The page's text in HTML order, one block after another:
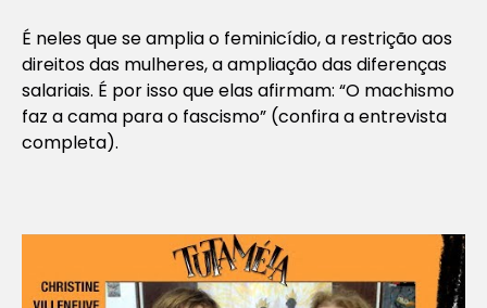
É neles que se amplia o feminicídio, a restrição aos
direitos das mulheres, a ampliação das diferenças
salariais. É por isso que elas afirmam: “O machismo
faz a cama para o fascismo” (confira a entrevista
completa).